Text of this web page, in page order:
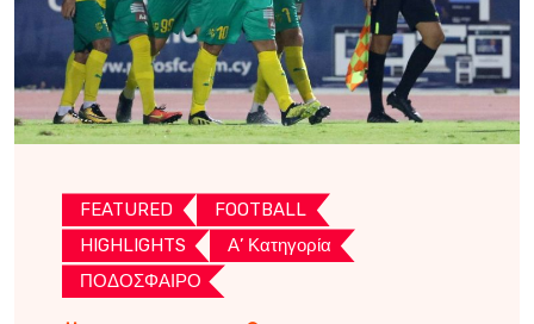
FEATURED
FOOTBALL
HIGHLIGHTS
Α’ Κατηγορία
ΠΟΔΟΣΦΑΙΡΟ